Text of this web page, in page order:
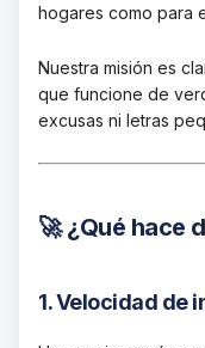
hogares como para
Nuestra misión es
que funcione de
excusas ni letras
🚀 ¿Qué hace
1. Velocidad de